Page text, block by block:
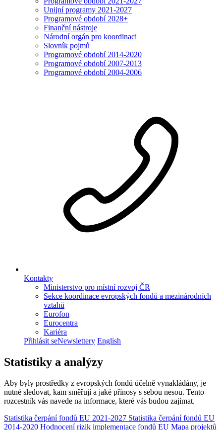
Unijní programy 2021-2027
Programové období 2028+
Finanční nástroje
Národní orgán pro koordinaci
Slovník pojmů
Programové období 2014-2020
Programové období 2007-2013
Programové období 2004-2006
Kontakty
Ministerstvo pro místní rozvoj ČR
Sekce koordinace evropských fondů a mezinárodních
vztahů
Eurofon
Eurocentra
Kariéra
Přihlásit seNewslettery English
Statistiky a analýzy
Aby byly prostředky z evropských fondů účelně vynakládány, je
nutné sledovat, kam směřují a jaké přínosy s sebou nesou. Tento
rozcestník vás navede na informace, které vás budou zajímat.
Statistika čerpání fondů EU 2021-2027 Statistika čerpání fondů EU
2014-2020 Hodnocení rizik implementace fondů EU Mapa projektů